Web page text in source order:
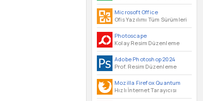
Microsoft Office
Ofis Yazılımı Tüm Sürümleri
Photoscape
Kolay Resim Düzenleme
Adobe Photoshop 2024
Prof. Resim Düzenleme
Mozilla Firefox Quantum
Hızlı İnternet Tarayıcısı